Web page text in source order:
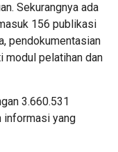
Sekurangnya ada
156 publikasi
pendokumentasian
modul pelatihan dan
3.660.531
informasi yang